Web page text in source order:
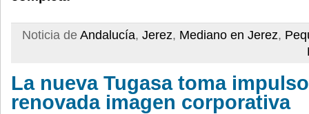
Noticia de Andalucía, Jerez, Mediano en Jerez,
La nueva Tugasa toma
renovada imagen corporativa